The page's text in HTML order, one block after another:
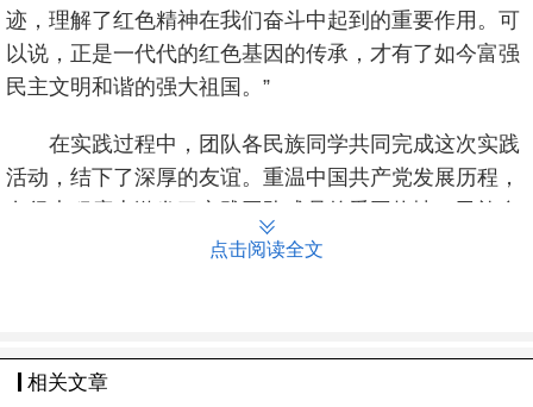
迹，理解了红色精神在我们奋斗中起到的重要作用。可
以说，正是一代代的红色基因的传承，才有了如今富强
民主文明和谐的强大祖国。”
在实践过程中，团队各民族同学共同完成这次实践
活动，结下了深厚的友谊。重温中国共产党发展历程，
豪感以及强烈的社会责任感。
点击阅读全文
相关文章